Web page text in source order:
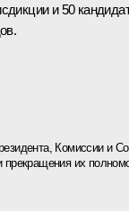
и 50
, Комиссии и
прекращения их